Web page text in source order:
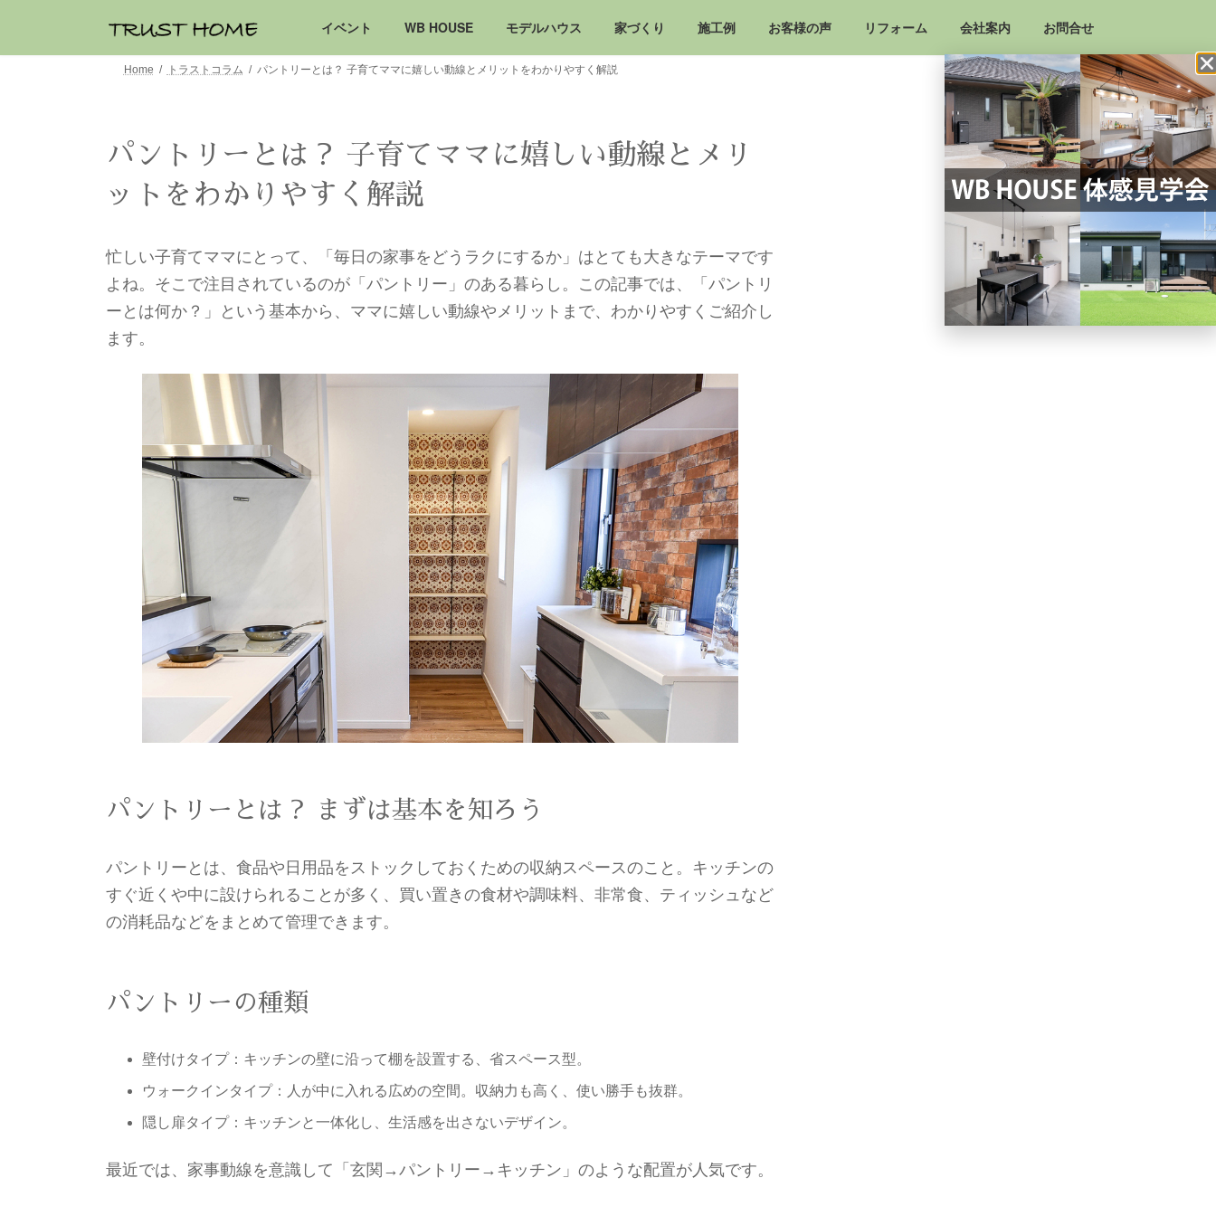
イベント WB HOUSE モデルハウス 家づくり 施工例 お客様の声 リフォーム 会社案内 お問合せ
Home トラストコラム パントリーとは？ 子育てママに嬉しい動線とメリットをわかりやすく解説
パントリーとは？ 子育てママに嬉しい動線とメリ
ットをわかりやすく解説
忙しい子育てママにとって、「毎日の家事をどうラクにするか」はとても大きなテーマです
よね。そこで注目されているのが「パントリー」のある暮らし。この記事では、「パントリ
ーとは何か？」という基本から、ママに嬉しい動線やメリットまで、わかりやすくご紹介し
ます。
パントリーとは？ まずは基本を知ろう
パントリーとは、食品や日用品をストックしておくための収納スペースのこと。キッチンの
すぐ近くや中に設けられることが多く、買い置きの食材や調味料、非常食、ティッシュなど
の消耗品などをまとめて管理できます。
パントリーの種類
壁付けタイプ：キッチンの壁に沿って棚を設置する、省スペース型。
ウォークインタイプ：人が中に入れる広めの空間。収納力も高く、使い勝手も抜群。
隠し扉タイプ：キッチンと一体化し、生活感を出さないデザイン。
最近では、家事動線を意識して「玄関→パントリー→キッチン」のような配置が人気です。